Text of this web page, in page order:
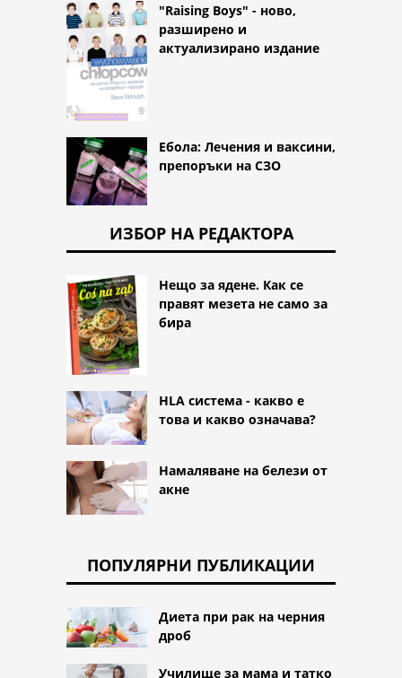
"Raising Boys" - ново,
разширено и
актуализирано издание
Ебола: Лечения и ваксини,
препоръки на СЗО
ИЗБОР НА РЕДАКТОРА
Нещо за ядене. Как се
правят мезета не само за
бира
HLA система - какво е
това и какво означава?
Намаляване на белези от
акне
ПОПУЛЯРНИ ПУБЛИКАЦИИ
Диета при рак на черния
дроб
Училище за мама и татко